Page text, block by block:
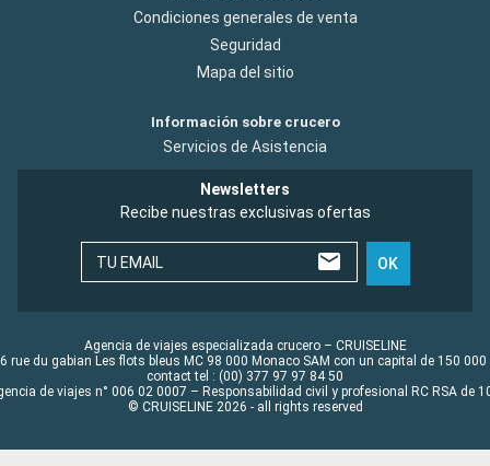
Condiciones generales de venta
Seguridad
Mapa del sitio
Información sobre crucero
Servicios de Asistencia
Newsletters
Recibe nuestras exclusivas ofertas
TU EMAIL OK
Agencia de viajes especializada crucero – CRUISELINE
rue du gabian Les flots bleus MC 98 000 Monaco SAM con un capital de 150 000
contact tel : (00) 377 97 97 84 50
de viajes n° 006 02 0007 – Responsabilidad civil y profesional RC RSA de
© CRUISELINE 2026 - all rights reserved